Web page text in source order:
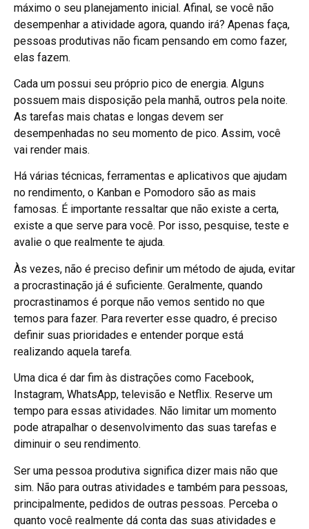
máximo o seu planejamento inicial. Afinal, se você não
desempenhar a atividade agora, quando irá? Apenas faça,
pessoas produtivas não ficam pensando em como fazer,
elas fazem.
Cada um possui seu próprio pico de energia. Alguns
possuem mais disposição pela manhã, outros pela noite.
As tarefas mais chatas e longas devem ser
desempenhadas no seu momento de pico. Assim, você
vai render mais.
Há várias técnicas, ferramentas e aplicativos que ajudam
no rendimento, o Kanban e Pomodoro são as mais
famosas. É importante ressaltar que não existe a certa,
existe a que serve para você. Por isso, pesquise, teste e
avalie o que realmente te ajuda.
Às vezes, não é preciso definir um método de ajuda, evitar
a procrastinação já é suficiente. Geralmente, quando
procrastinamos é porque não vemos sentido no que
temos para fazer. Para reverter esse quadro, é preciso
definir suas prioridades e entender porque está
realizando aquela tarefa.
Uma dica é dar fim às distrações como Facebook,
Instagram, WhatsApp, televisão e Netflix. Reserve um
tempo para essas atividades. Não limitar um momento
pode atrapalhar o desenvolvimento das suas tarefas e
diminuir o seu rendimento.
Ser uma pessoa produtiva significa dizer mais não que
sim. Não para outras atividades e também para pessoas,
principalmente, pedidos de outras pessoas. Perceba o
quanto você realmente dá conta das suas atividades e